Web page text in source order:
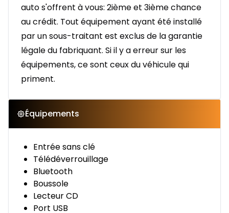
auto s'offrent à vous: 2ième et 3ième chance
au crédit. Tout équipement ayant été installé
par un sous-traitant est exclus de la garantie
légale du fabriquant. Si il y a erreur sur les
équipements, ce sont ceux du véhicule qui
priment.
Équipements
Entrée sans clé
Télédéverrouillage
Bluetooth
Boussole
Lecteur CD
Port USB